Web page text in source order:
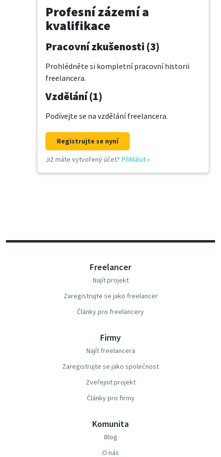
Profesní zázemí a
kvalifikace
Pracovní zkušenosti (3)
Prohlédněte si kompletní pracovní historii
freelancera.
Vzdělání (1)
Podívejte se na vzdělání freelancera.
Registrujte se nyní
Již máte vytvořený účet? Přihlásit»
Freelancer
Najít projekt
Zaregistrujte se jako freelancer
Články pro freelancery
Firmy
Najít freelancera
Zaregistrujte se jako společnost
Zveřejnit projekt
Články pro firmy
Komunita
Blog
O nás